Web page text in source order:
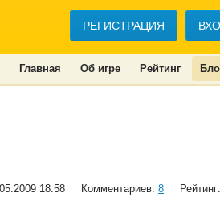
РЕГИСТРАЦИЯ
Главная Об игре Рейтинг
18:58 Комментариев: 8